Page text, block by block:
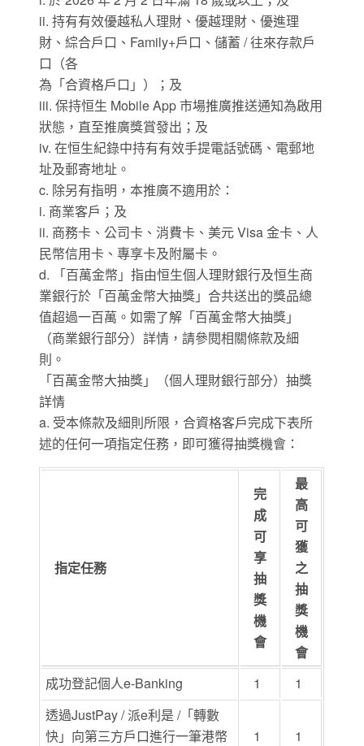
ii. 持有有效優越私人理財、優越理財、優進理
財、綜合戶口、Family+戶口、儲蓄 / 往來存款戶
口（各
為「合資格戶口」）；及
iii. 保持恒生 Mobile App 市場推廣推送通知為啟用
狀態，直至推廣獎賞發出；及
iv. 在恒生紀錄中持有有效手提電話號碼、電郵地
址及郵寄地址。
c. 除另有指明，本推廣不適用於：
i. 商業客戶；及
ii. 商務卡、公司卡、消費卡、美元 Visa 金卡、人
民幣信用卡、專享卡及附屬卡。
d. 「百萬金幣」指由恒生個人理財銀行及恒生商
業銀行於「百萬金幣大抽獎」合共送出的獎品總
值超過一百萬。如需了解「百萬金幣大抽獎」
（商業銀行部分）詳情，請參閱相關條款及細
則。
「百萬金幣大抽獎」（個人理財銀行部分）抽獎
詳情
a. 受本條款及細則所限，合資格客戶完成下表所
述的任何一項指定任務，即可獲得抽獎機會：
指定任務
完
成
可
享
抽
獎
機
會
最
高
可
獲
之
抽
獎
機
會
成功登記個人e-Banking
1
1
透過JustPay / 派e利是 /「轉數
快」向第三方戶口進行一筆港幣
1 1